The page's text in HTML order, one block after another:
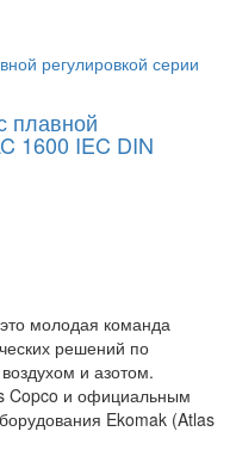
плавной
1600 IEC DIN
молодая команда
решений по
и азотом.
Copco и официальным
Ekomak (Atlas